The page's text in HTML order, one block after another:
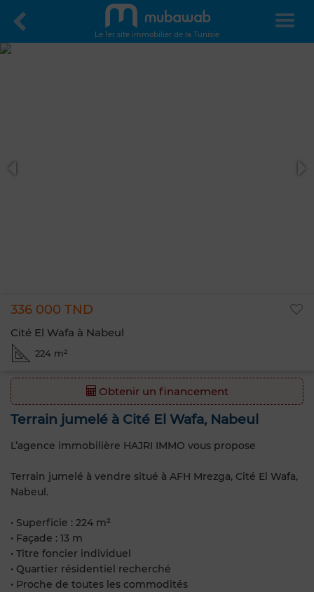
Le 1er site immobilier de la Tunisie
336 000 TND
Cité El Wafa à Nabeul
224 m²
Obtenir un financement
Terrain jumelé à Cité El Wafa, Nabeul
L’agence immobilière HAJRI IMMO vous propose
Terrain jumelé à vendre situé à AFH Mrezga, Cité El Wafa,
Nabeul.
• Superficie : 224 m²
• Façade : 13 m
• Titre foncier individuel
• Quartier résidentiel recherché
• Proche de toutes les commodités